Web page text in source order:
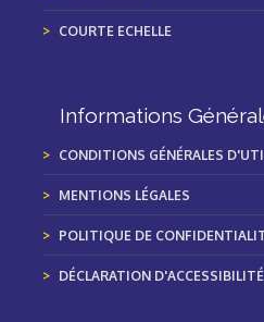
COURTE ECHELLE
Informations
CONDITIONS GÉNÉRALES
MENTIONS LÉGALES
POLITIQUE DE
DÉCLARATION D'ACCESSIBILITÉ